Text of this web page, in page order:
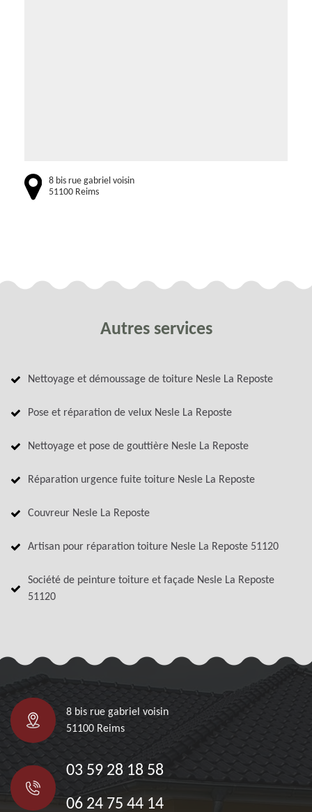
8 bis rue gabriel voisin
51100 Reims
Autres services
Nettoyage et démoussage de toiture Nesle La Reposte
Pose et réparation de velux Nesle La Reposte
Nettoyage et pose de gouttière Nesle La Reposte
Réparation urgence fuite toiture Nesle La Reposte
Couvreur Nesle La Reposte
Artisan pour réparation toiture Nesle La Reposte 51120
Société de peinture toiture et façade Nesle La Reposte
51120
8 bis rue gabriel voisin
51100 Reims
03 59 28 18 58
06 24 75 44 14